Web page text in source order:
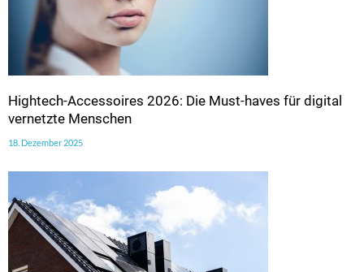
Hightech-Accessoires 2026: Die Must-haves für digital
vernetzte Menschen
18. Dezember 2025